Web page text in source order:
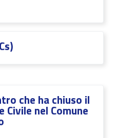
che ha chiuso il
nel Comune